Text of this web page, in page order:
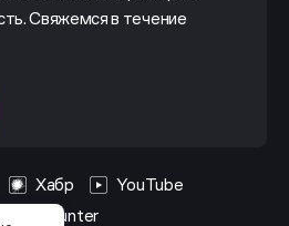
Свяжемся в течение
Хабр
YouTube
HeadHunter